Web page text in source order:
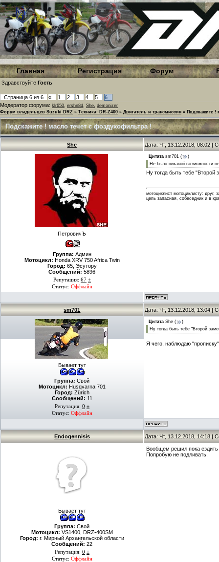
Главная Регистрация Форум
Здравствуйте Гость
Страница 6 из 6 « 1 2 3 4 5
6
Модератор форума: klr650 ershn8d She demonizer
Форум владельцев Suzuki DRZ » Техника: DR-Z400 » Двигатель и трансмиссия » Подскажите !
Подскажите ! масло течет с фоздухофильтра !
She Дата: Чт, 13.12.2018, 08:02 |
ПетровичЪ
Группа: Админ
Мотоцикл: Honda XRV 750 Africa Twin
Город: 65, Эсутору
Сообщений: 5896
Репутация: 67 ±
Статус: Оффлайн
Цитата sm701 (
)
Не было никакой возможности
Ну тогда быть тебе "Второй
мотоциклист мотоциклисту: друг,
цепь запасная, собеседник и в
sm701 Дата: Чт, 13.12.2018, 13:04 |
Бывает тут
Группа: Свой
Мотоцикл: Husqvarna 701
Город: Zürich
Сообщений: 11
Репутация: 0 ±
Статус: Оффлайн
Цитата She (
)
Ну тогда быть тебе "Второй
Я чего, наблюдаю
Endogennisis Дата: Чт, 13.12.2018, 14:18 |
Бывает тут
Группа: Свой
Мотоцикл: VS1400, DRZ-400SM
Город: г. Мирный Архангельской области
Сообщений: 22
Репутация: 0 ±
Статус: Оффлайн
Вообщем решил пока ездить
Попробую не подливать.